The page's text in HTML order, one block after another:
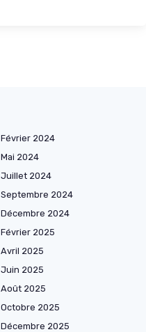
Février 2024
Mai 2024
Juillet 2024
Septembre 2024
Décembre 2024
Février 2025
Avril 2025
Juin 2025
Août 2025
Octobre 2025
Décembre 2025